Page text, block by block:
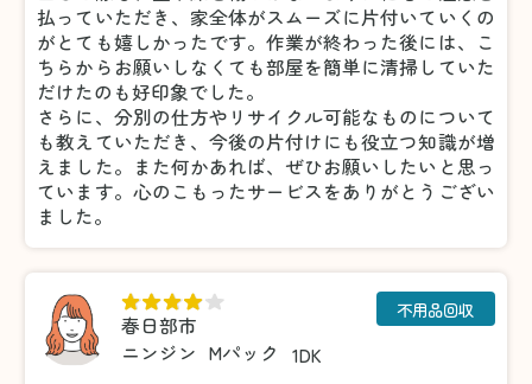
払っていただき、家全体がスムーズに片付いていくの
がとても嬉しかったです。作業が終わった後には、こ
ちらからお願いしなくても部屋を簡単に清掃していた
だけたのも好印象でした。
さらに、分別の仕方やリサイクル可能なものについて
も教えていただき、今後の片付けにも役立つ知識が増
えました。また何かあれば、ぜひお願いしたいと思っ
ています。心のこもったサービスをありがとうござい
ました。
春日部市
ニンジン Mパック 1DK
不用品回収